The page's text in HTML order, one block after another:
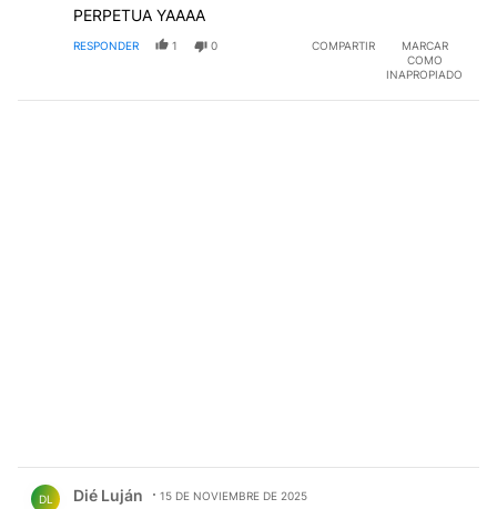
PERPETUA YAAAA
RESPONDER 1 0 COMPARTIR
MARCAR
COMO
INAPROPIADO
DL Dié Luján 15 DE NOVIEMBRE DE 2025